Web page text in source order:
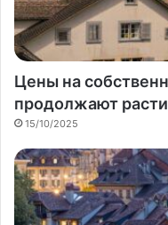
Цены на
продолжают расти
15/10/2025